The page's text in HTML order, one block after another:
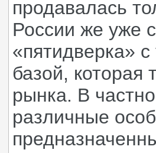
продавалась
России же уже
«пятидверка»
базой, которая
рынка. В
различные